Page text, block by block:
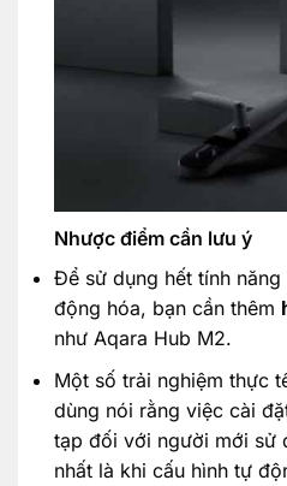
Nhược điểm cần lưu ý
Để sử dụng hết tính
động hóa, bạn cần thêm
như Aqara Hub M2.
Một số trải nghiệm thực
dùng nói rằng việc cài
tạp đối với người mới sử
nhất là khi cấu hình tự